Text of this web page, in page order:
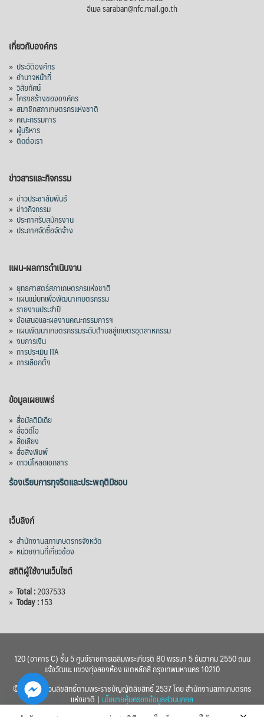
อีเมล saraban@nfc.mail.go.th
เกี่ยวกับองค์กร
» ประวัติองค์กร
» อำนาจหน้าที่
» วิสัยทัศน์
» โครงสร้างขององค์กร
» สมาชิกสภาเกษตรกรแห่งชาติ
» คณะกรรมการ
» ผู้บริหาร
» ติดต่อเรา
ข่าวสารและกิจกรรม
» ข่าวประชาสัมพันธ์
» ข่าวกิจกรรม
» ประกาศรับสมัครงาน
» ประกาศจัดซื้อจัดจ้าง
แผน-ผลการดำเนินงาน
» ยุทธศาสตร์สภาเกษตรกรแห่งชาติ
» แผนแม่บทเพื่อพัฒนาเกษตรกรรม
» รายงานประจำปี
» ข้อเสนอและผลงานคณะกรรมการฯ
» แผนพัฒนาเกษตรกรรมระดับตำบลสู่เกษตรอุตสาหกรรม
» งบการเงิน
» การประเมิน ITA
» การเลือกตั้ง
ข้อมูลเผยแพร่
» สื่อมัลติมีเดีย
» สื่อวิดีโอ
» สื่อเสียง
» สื่อสิ่งพิมพ์
» ดาวน์โหลดเอกสาร
ร้องเรียนการทุจริตและประพฤติมิชอบ
เว็บลิงก์
» สำนักงานสภาเกษตรกรจังหวัด
» หน่วยงานที่เกี่ยวข้อง
สถิติผู้ใช้งานเว็บไซต์
» Total :2037533
» Today :153
120 (อาคาร C) ชั้น 5 ศูนย์ราชการเฉลิมพระเกียรติ 80 พรรษา 5 ธันวาคม 2550 ถนน
แจ้งวัฒนะ แขวงทุ่งสองห้อง เขตหลักสี่ กรุงเทพมหานคร 10210
© 2560 สงวนลิขสิทธิ์ตามพระราชบัญญัติลิขสิทธิ์ 2537 โดย สำนักงานสภาเกษตรกร
แห่งชาติ | นโยบายคุ้มครองข้อมูลส่วนบุคคล